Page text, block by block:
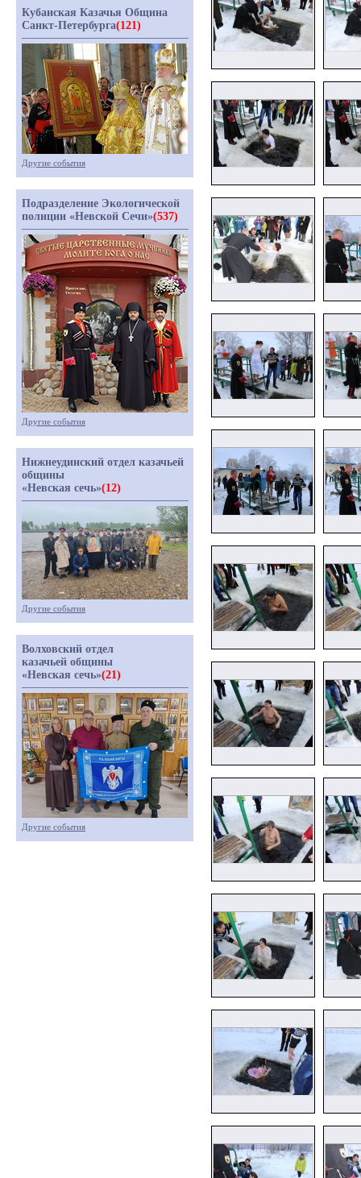
Кубанская Казачья Община
Санкт-Петербурга(121)
Другие события
Подразделение Экологической
полиции «Невской Сечи»(537)
Другие события
Нижнеудинский отдел казачьей
общины
«Невская сечь»(12)
Другие события
Волховский отдел
казачьей общины
«Невская сечь»(21)
Другие события